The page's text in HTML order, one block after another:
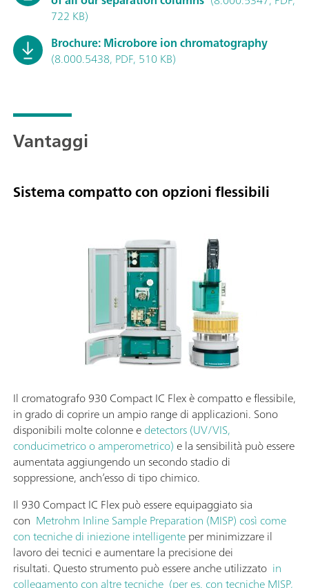
722 KB)
Brochure: Microbore ion chromatography
(8.000.5438, PDF, 510 KB)
Vantaggi
Sistema compatto con opzioni flessibili
Il cromatografo 930 Compact IC Flex è compatto e flessibile,
in grado di coprire un ampio range di applicazioni. Sono
disponibili molte colonne edetectors (UV/VIS,
conducimetrico o amperometrico) e la sensibilità può essere
aumentata aggiungendo un secondo stadio di
soppressione, anch’esso di tipo chimico.
Il 930 Compact IC Flex può essere equipaggiato sia
con Metrohm Inline Sample Preparation (MISP) così come
con tecniche di iniezione intelligenteper minimizzare il
lavoro dei tecnici e aumentare la precisione dei
risultati. Questo strumento può essere anche utilizzato in
collegamento con altre tecniche (per es. con tecniche MISP,